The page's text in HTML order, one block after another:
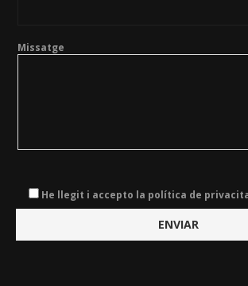
Missatge
He llegit i accepto la política de